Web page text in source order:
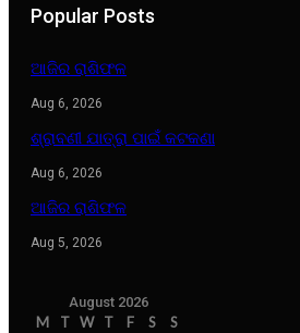
Popular Posts
ଆଜିର ରାଶିଫଳ
Aug 6, 2026
ଶ୍ରାବଣୀ ଯାତ୍ରା ପାଇଁ କଟକଣା
Aug 6, 2026
ଆଜିର ରାଶିଫଳ
Aug 5, 2026
August 2026
M T W T F S
S